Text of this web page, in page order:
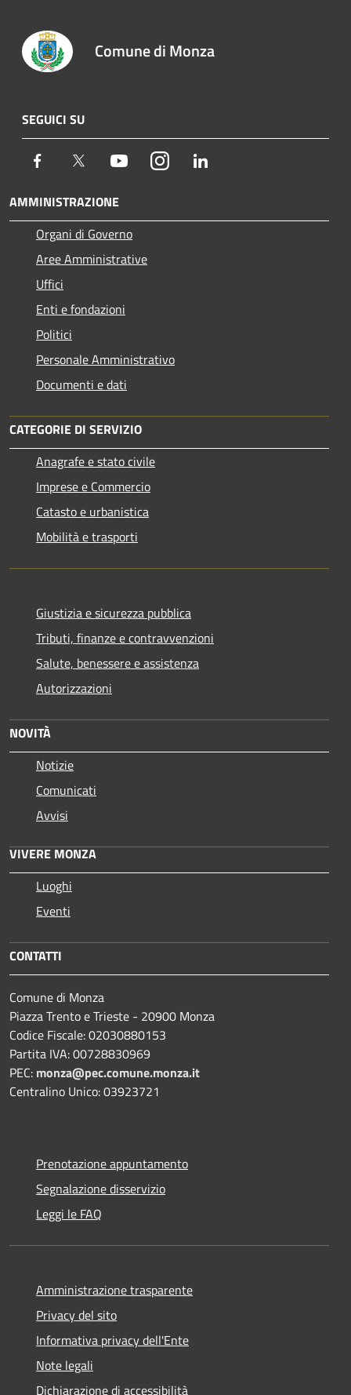
Comune di Monza
SEGUICI SU
Facebook Twitter YoutubeInstagram
AMMINISTRAZIONE
Organi di Governo
Aree Amministrative
Uffici
Enti e fondazioni
Politici
Personale Amministrativo
Documenti e dati
CATEGORIE DI SERVIZIO
Anagrafe e stato civile
Imprese e Commercio
Catasto e urbanistica
Mobilità e trasporti
Giustizia e sicurezza pubblica
Tributi, finanze e contravvenzioni
Salute, benessere e assistenza
Autorizzazioni
NOVITÀ
Notizie
Comunicati
Avvisi
VIVERE MONZA
Luoghi
Eventi
CONTATTI
Comune di Monza
Piazza Trento e Trieste - 20900 Monza
Codice Fiscale: 02030880153
Partita IVA: 00728830969
PEC: monza@pec.comune.monza.it
Centralino Unico: 03923721
Prenotazione appuntamento
Segnalazione disservizio
Leggi le FAQ
Amministrazione trasparente
Privacy del sito
Informativa privacy dell'Ente
Note legali
Dichiarazione di accessibilità